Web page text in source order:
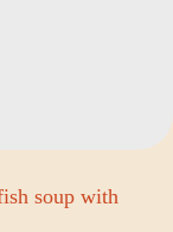
soup with